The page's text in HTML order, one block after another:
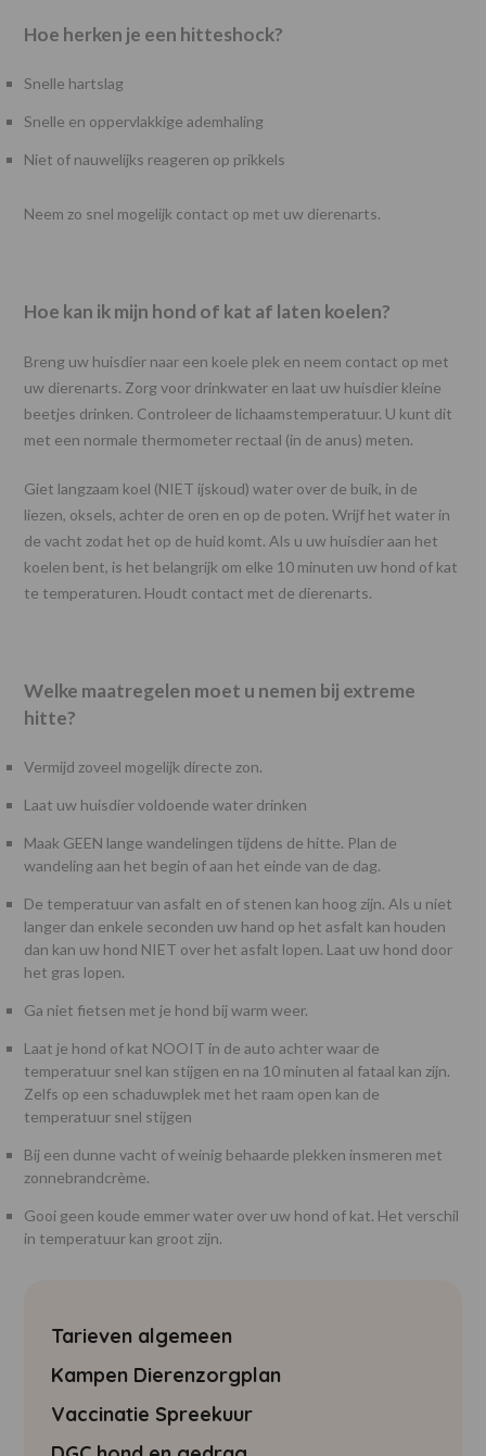
Hoe herken je een hitteshock?
Snelle hartslag
Snelle en oppervlakkige ademhaling
Niet of nauwelijks reageren op prikkels
Neem zo snel mogelijk contact op met uw dierenarts.
Hoe kan ik mijn hond of kat af laten koelen?
Breng uw huisdier naar een koele plek en neem contact op met
uw dierenarts. Zorg voor drinkwater en laat uw huisdier kleine
beetjes drinken. Controleer de lichaamstemperatuur. U kunt dit
met een normale thermometer rectaal (in de anus) meten.
Giet langzaam koel (NIET ijskoud) water over de buik, in de
liezen, oksels, achter de oren en op de poten. Wrijf het water in
de vacht zodat het op de huid komt. Als u uw huisdier aan het
koelen bent, is het belangrijk om elke 10 minuten uw hond of kat
te temperaturen. Houdt contact met de dierenarts.
Welke maatregelen moet u nemen bij extreme
hitte?
Vermijd zoveel mogelijk directe zon.
Laat uw huisdier voldoende water drinken
Maak GEEN lange wandelingen tijdens de hitte. Plan de
wandeling aan het begin of aan het einde van de dag.
De temperatuur van asfalt en of stenen kan hoog zijn. Als u niet
langer dan enkele seconden uw hand op het asfalt kan houden
dan kan uw hond NIET over het asfalt lopen. Laat uw hond door
het gras lopen.
Ga niet fietsen met je hond bij warm weer.
Laat je hond of kat NOOIT in de auto achter waar de
temperatuur snel kan stijgen en na 10 minuten al fataal kan zijn.
Zelfs op een schaduwplek met het raam open kan de
temperatuur snel stijgen
Bij een dunne vacht of weinig behaarde plekken insmeren met
zonnebrandcrème.
Gooi geen koude emmer water over uw hond of kat. Het verschil
in temperatuur kan groot zijn.
Tarieven algemeen
Kampen Dierenzorgplan
Vaccinatie Spreekuur